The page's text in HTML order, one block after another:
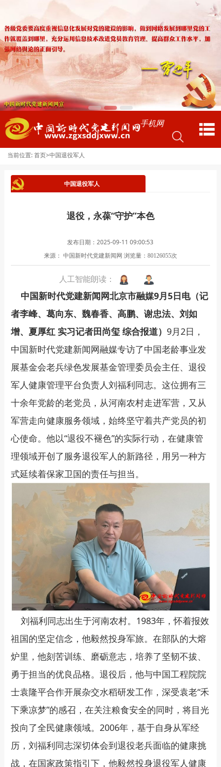
手机网
当前位置: 首页>中国退役军人
中国退役军人
退役，永葆“守护”本色
发布日期：2025-09-11 09:00:53
来源： 中国新时代党建新闻网 浏览量： 80126055次
人工智能朗读：
中国新时代党建新闻网北京市融媒9月5日电（记
者李峰、葛向东、魏春香、高鹏、谢忠法、刘如
增、夏厚红 实习记者田尚玺 综合报道） 9月2日，
中国新时代党建新闻网融媒专访了中国老龄事业发
展基金会老兵绿色发展基金管理委员会主任、退役
军人健康管理平台负责人刘福利同志。这位拥有三
十余年党龄的老党员，从河南农村走进军营，又从
军营走向健康服务领域，始终坚守着共产党员的初
心使命。他以“退役不褪色”的实际行动，在健康管
理领域开创了服务退役军人的新路径，用另一种方
式延续着保家卫国的责任与担当。
刘福利同志出生于河南农村。1983年，怀着报效
祖国的坚定信念，他毅然投身军旅。在部队的大熔
炉里，他刻苦训练、磨砺意志，培养了坚韧不拔、
勇于担当的优良品格。退役后，他与中国工程院院
士袁隆平合作开展杂交水稻研发工作，深受袁老“禾
下乘凉梦”的感召，在关注粮食安全的同时，将目光
投向了全民健康领域。2006年，基于自身从军经
历，刘福利同志深切体会到退役老兵面临的健康挑
战，在国家政策指引下，他毅然投身退役军人健康